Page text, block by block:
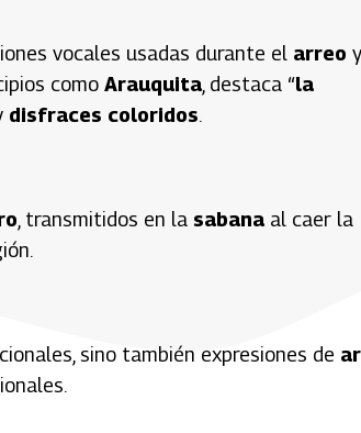
vocales usadas durante el arreo
como Arauquita , destaca “la
disfraces coloridos.
, transmitidos en la sabana al caer la
sino también expresiones de